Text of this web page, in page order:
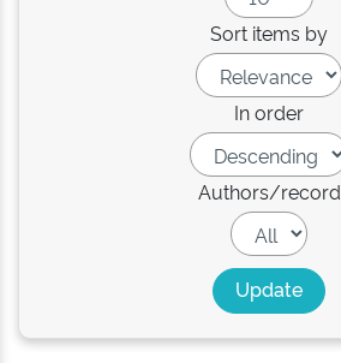
Sort items by
In order
Authors/record